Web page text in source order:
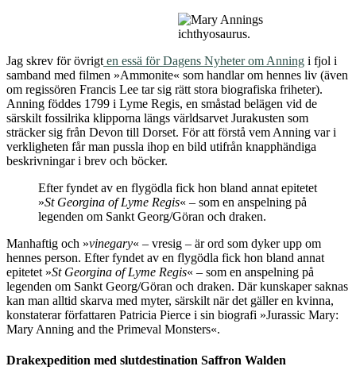
Jag skrev för övrigt en essä för Dagens Nyheter om Anning i fjol i
samband med filmen »Ammonite« som handlar om hennes liv (även
om regissören Francis Lee tar sig rätt stora biografiska friheter).
Anning föddes 1799 i Lyme Regis, en småstad belägen vid de
särskilt fossilrika klipporna längs världsarvet Jurakusten som
sträcker sig från Devon till Dorset. För att förstå vem Anning var i
verkligheten får man pussla ihop en bild utifrån knapphändiga
beskrivningar i brev och böcker.
Efter fyndet av en flygödla fick hon bland annat epitetet
»St Georgina of Lyme Regis« – som en anspelning på
legenden om Sankt Georg/Göran och draken.
Manhaftig och »vinegary« – vresig – är ord som dyker upp om
hennes person. Efter fyndet av en flygödla fick hon bland annat
epitetet »St Georgina of Lyme Regis« – som en anspelning på
legenden om Sankt Georg/Göran och draken. Där kunskaper saknas
kan man alltid skarva med myter, särskilt när det gäller en kvinna,
konstaterar författaren Patricia Pierce i sin biografi »Jurassic Mary:
Mary Anning and the Primeval Monsters«.
Drakexpedition med slutdestination Saffron Walden